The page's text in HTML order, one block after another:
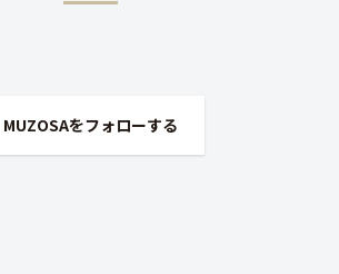
MUZOSAをフォローする